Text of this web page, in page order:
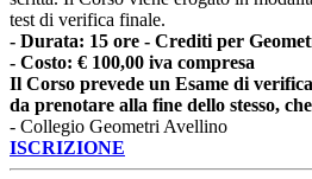
test di verifica finale.
- Durata: 15 ore - Crediti per
- Costo: € 100,00 iva compresa
Il Corso prevede un Esame di
da prenotare alla fine dello stesso,
- Collegio Geometri Avellino
ISCRIZIONE